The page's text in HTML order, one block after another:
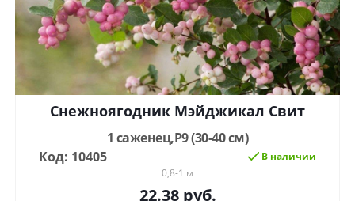
Снежноягодник Мэйджикал Свит
1 саженец,Р9 (30-40 см)
Код: 10405
В наличии
0,8-1 м
22.38руб.